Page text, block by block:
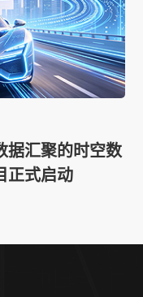
据汇聚的时空数
正式启动